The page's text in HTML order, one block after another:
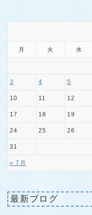
月 火 水
« 7月
3 4 5
10 11 12
17 18 19
24 25 26
31
最新ブログ